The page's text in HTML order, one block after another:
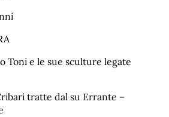
Toni e le sue sculture legate
tratte dal su Errante –